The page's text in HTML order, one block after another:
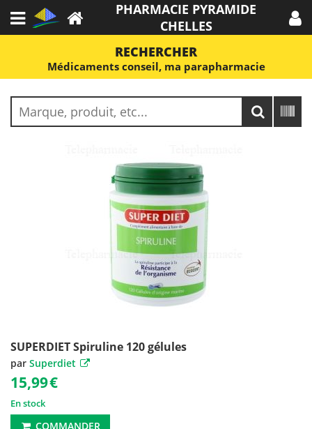
PHARMACIE PYRAMIDE
CHELLES
RECHERCHER
Médicaments conseil, ma parapharmacie
SUPERDIET Spiruline 120 gélules
par Superdiet
15,99€
En stock
COMMANDER